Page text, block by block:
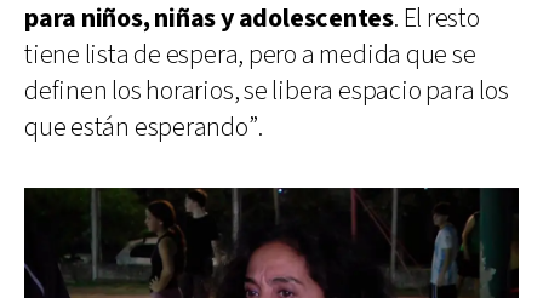
para niños, niñas y adolescentes. El resto
tiene lista de espera, pero a medida que se
definen los horarios, se libera espacio para los
que están esperando”.